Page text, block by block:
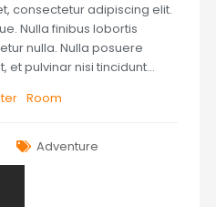
consectetur adipiscing elit.
Nulla finibus lobortis
nulla. Nulla posuere
et pulvinar nisi tincidunt…
Room
Adventure